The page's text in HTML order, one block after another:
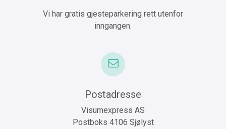
Vi har gratis gjesteparkering rett utenfor
inngangen.
Postadresse
Visumexpress AS
Postboks 4106 Sjølyst